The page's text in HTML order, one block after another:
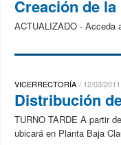
Creación de
ACTUALIZADO - Acceda
VICERRECTORÍA 12/03/
Distribución
TURNO TARDE A partir
ubicará en Planta Baja